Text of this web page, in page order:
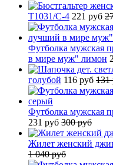
T1031/C-4 221 руб
Футболка мужская
в мире муж" лимон
голубой 116 руб 131
Футболка мужская
231 руб 300 руб
Жилет женский
1 040 руб